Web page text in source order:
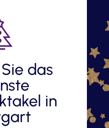
das
in